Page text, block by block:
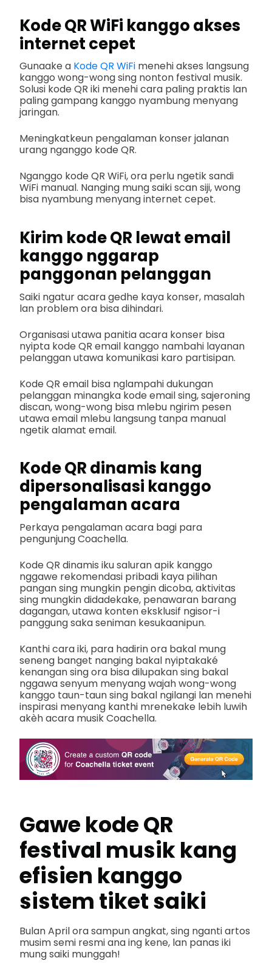
Kode QR WiFi kanggo akses
internet cepet
Gunaake a Kode QR WiFi menehi akses langsung
kanggo wong-wong sing nonton festival musik.
Solusi kode QR iki menehi cara paling praktis lan
paling gampang kanggo nyambung menyang
jaringan.
Meningkatkeun pengalaman konser jalanan
urang nganggo kode QR.
Nganggo kode QR WiFi, ora perlu ngetik sandi
WiFi manual. Nanging mung saiki scan siji, wong
bisa nyambung menyang internet cepet.
Kirim kode QR lewat email
kanggo nggarap
panggonan pelanggan
Saiki ngatur acara gedhe kaya konser, masalah
lan problem ora bisa dihindari.
Organisasi utawa panitia acara konser bisa
nyipta kode QR email kanggo nambahi layanan
pelanggan utawa komunikasi karo partisipan.
Kode QR email bisa nglampahi dukungan
pelanggan minangka kode email sing, sajeroning
discan, wong-wong bisa mlebu ngirim pesen
utawa email mlebu langsung tanpa manual
ngetik alamat email.
Kode QR dinamis kang
dipersonalisasi kanggo
pengalaman acara
Perkaya pengalaman acara bagi para
pengunjung Coachella.
Kode QR dinamis iku saluran apik kanggo
nggawe rekomendasi pribadi kaya pilihan
pangan sing mungkin pengin dicoba, aktivitas
sing mungkin didadekake, penawaran barang
dagangan, utawa konten eksklusif ngisor-i
panggung saka seniman kesukaanipun.
Kanthi cara iki, para hadirin ora bakal mung
seneng banget nanging bakal nyiptakaké
kenangan sing ora bisa dilupakan sing bakal
nggawa senyum menyang wajah wong-wong
kanggo taun-taun sing bakal ngilangi lan menehi
inspirasi menyang kanthi mrenekake lebih luwih
akèh acara musik Coachella.
Gawe kode QR
festival musik kang
efisien kanggo
sistem tiket saiki
Bulan April ora sampun angkat, sing nganti artos
musim semi resmi ana ing kene, lan panas iki
mung saiki munggah!